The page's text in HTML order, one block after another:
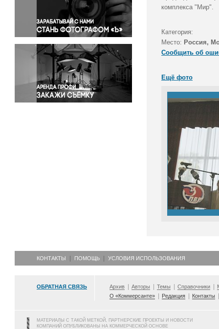
Правосудие
Происшествия и конфликты
Религия
Светская жизнь
Спорт
Экология
Экономика и бизнес
комплекса "Мир".
Категория:
Место: Россия,
Сообщить об
Ещё фото
КОНТАКТЫ ПОМОЩЬ УСЛОВИЯ ИСПОЛЬЗОВАНИЯ
ОБРАТНАЯ СВЯЗЬ Архив Авторы Темы Справочники
О «Коммерсанте»
Редакция Контакты
МАТЕРИАЛЫ С ТАКОЙ МЕТКОЙ, ПАРТНЕРСКИЕ ПРОЕКТЫ И НОВОСТИ
КОМПАНИЙ ОПУБЛИКОВАНЫ НА КОММЕРЧЕСКОЙ ОСНОВЕ